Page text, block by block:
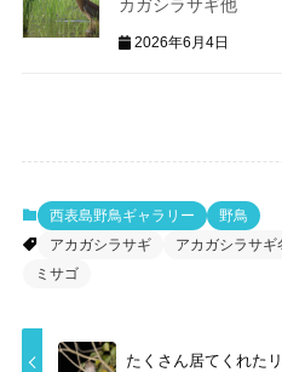
カガシラサギ他
2026年6月4日
西表島野鳥ギャラリー
野鳥
アカガシラサギ
アカガシラサギ
ミサゴ
たくさん居てくれた